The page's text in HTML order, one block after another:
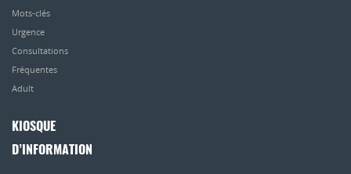
Mots-clés
Urgence
Consultations
Fréquentes
Adult
KIOSQUE
D’INFORMATION